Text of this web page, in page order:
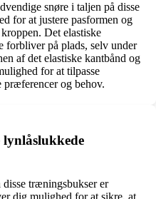
snøre i taljen på disse
for at justere pasformen og
Det elastiske
forbliver på plads, selv under
af det elastiske kantbånd og
for at tilpasse
og behov.
træningsbukser er
dig mulighed for at sikre, at